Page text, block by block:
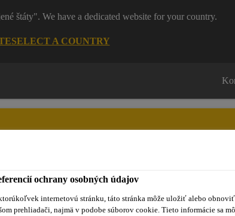
štáty". We have a dedicated website for your country.
SELECT A COUNTRY
Sikaflex® Purform® Blog Školenia
ochrany osobných údajov
internetovú stránku, táto stránka môže uložiť alebo obnoviť
prehliadači, najmä v podobe súborov cookie. Tieto informácie sa